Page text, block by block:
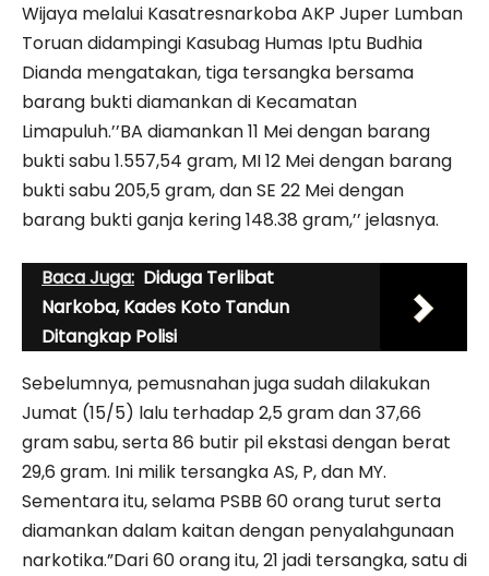
Wijaya melalui Kasatresnarkoba AKP Juper Lumban
Toruan didampingi Kasubag Humas Iptu Budhia
Dianda mengatakan, tiga tersangka bersama
barang bukti diamankan di Kecamatan
Limapuluh.’’BA diamankan 11 Mei dengan barang
bukti sabu 1.557,54 gram, MI 12 Mei dengan barang
bukti sabu 205,5 gram, dan SE 22 Mei dengan
barang bukti ganja kering 148.38 gram,’’ jelasnya.
Baca Juga: Diduga Terlibat
Narkoba, Kades Koto Tandun
Ditangkap Polisi
Sebelumnya, pemusnahan juga sudah dilakukan
Jumat (15/5) lalu terhadap 2,5 gram dan 37,66
gram sabu, serta 86 butir pil ekstasi dengan berat
29,6 gram. Ini milik tersangka AS, P, dan MY.
Sementara itu, selama PSBB 60 orang turut serta
diamankan dalam kaitan dengan penyalahgunaan
narkotika.”Dari 60 orang itu, 21 jadi tersangka, satu di